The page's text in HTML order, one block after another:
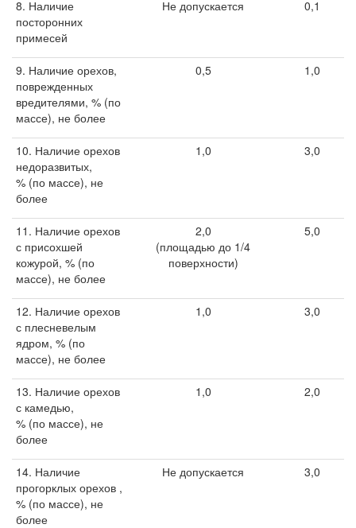
8. Наличие
посторонних
примесей
Не допускается 0,1
9. Наличие орехов,
поврежденных
вредителями, % (по
массе), не более
0,5 1,0
10. Наличие орехов
недоразвитых,
% (по массе), не
более
1,0 3,0
11. Наличие орехов
с присохшей
кожурой, % (по
массе), не более
2,0
(площадью до 1/4
поверхности)
5,0
12. Наличие орехов
с плесневелым
ядром, % (по
массе), не более
1,0 3,0
13. Наличие орехов
с камедью,
% (по массе), не
более
1,0 2,0
14. Наличие
прогорклых орехов ,
% (по массе), не
более
Не допускается 3,0